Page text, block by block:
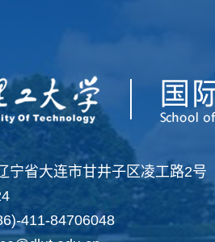
宁省大连市甘井子区凌工路2号
411-84706048